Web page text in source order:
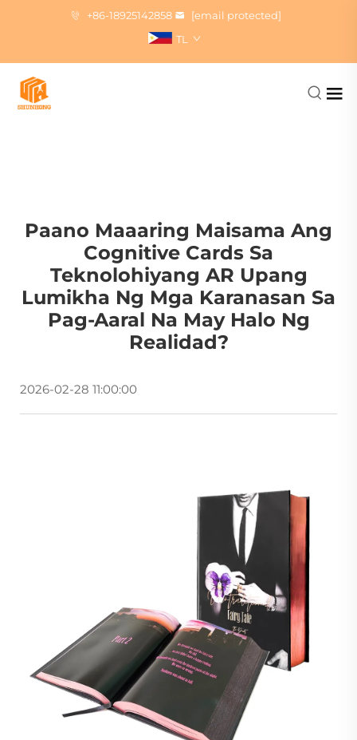
+86-18925142858
[email protected]
TL
Paano Maaaring Maisama Ang
Cognitive Cards Sa
Teknolohiyang AR Upang
Lumikha Ng Mga Karanasan Sa
Pag-Aaral Na May Halo Ng
Realidad?
2026-02-28 11:00:00